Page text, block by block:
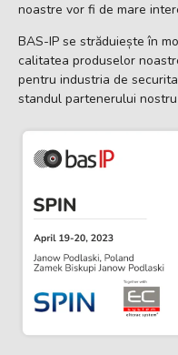
noastre vor fi de mare
BAS-IP se străduiește în
calitatea produselor
pentru industria de
standul partenerului nostru